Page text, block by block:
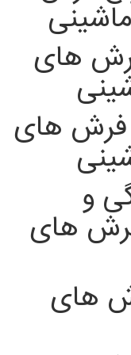
های
فرش های
و
فرش های
های